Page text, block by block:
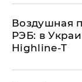
Воздушная
РЭБ: в
Highline-T